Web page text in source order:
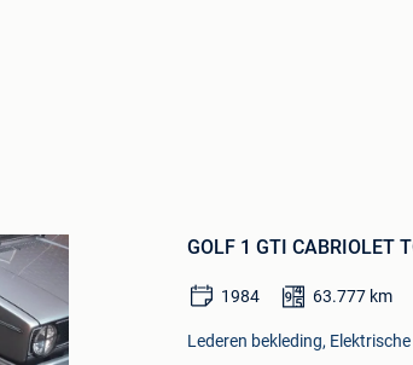
GOLF 1 GTI CABRIOLET
1984 63.777 km
Lederen bekleding,